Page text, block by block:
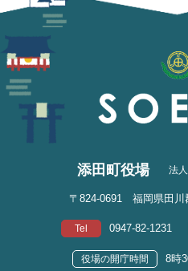
添田町役場 法
〒824-0691 福岡県田川
Tel 0947-82-1231
役場の開庁時間 8時